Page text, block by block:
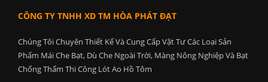
CÔNG TY TNHH XD TM HÒA PHÁT ĐẠT
Chúng Tôi Chuyên Thiết Kế Và Cung Cấp Vật Tư Các Loại Sản
Phẩm Mái Che Bạt, Dù Che Ngoài Trời, Màng Nông Nghiệp Và Bạt
Chống Thấm Thi Công Lót Ao Hồ Tôm